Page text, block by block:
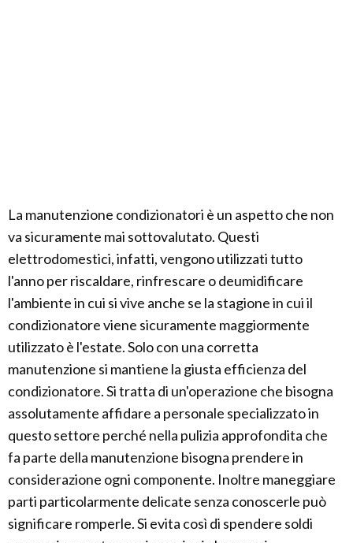
La manutenzione condizionatori è un aspetto che non
va sicuramente mai sottovalutato. Questi
elettrodomestici, infatti, vengono utilizzati tutto
l'anno per riscaldare, rinfrescare o deumidificare
l'ambiente in cui si vive anche se la stagione in cui il
condizionatore viene sicuramente maggiormente
utilizzato è l'estate. Solo con una corretta
manutenzione si mantiene la giusta efficienza del
condizionatore. Si tratta di un'operazione che bisogna
assolutamente affidare a personale specializzato in
questo settore perché nella pulizia approfondita che
fa parte della manutenzione bisogna prendere in
considerazione ogni componente. Inoltre maneggiare
parti particolarmente delicate senza conoscerle può
significare romperle. Si evita così di spendere soldi